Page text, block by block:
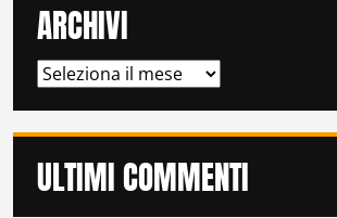
ARCHIVI
ARCHIVI
ULTIMI COMMENTI